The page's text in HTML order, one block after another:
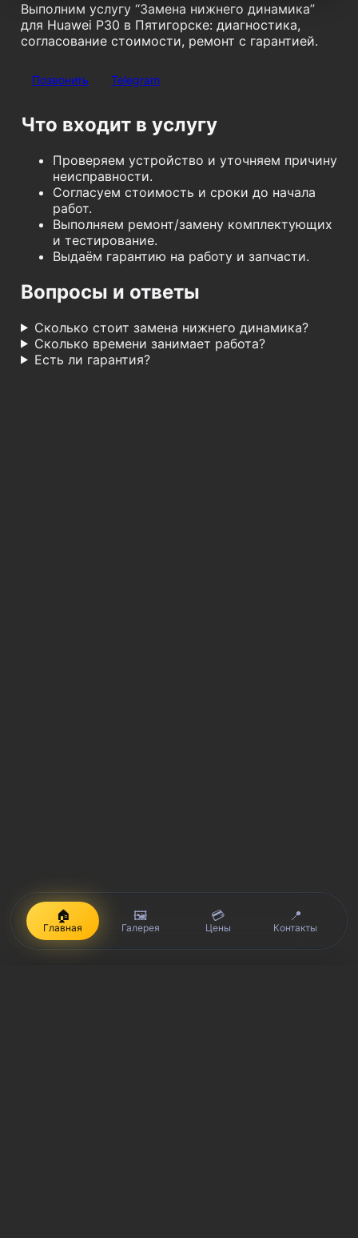
Выполним услугу “Замена нижнего динамика”
для Huawei P30 в Пятигорске: диагностика,
согласование стоимости, ремонт с гарантией.
Позвонить Telegram
Что входит в услугу
Проверяем устройство и уточняем причину
неисправности.
Согласуем стоимость и сроки до начала
работ.
Выполняем ремонт/замену комплектующих
и тестирование.
Выдаём гарантию на работу и запчасти.
Вопросы и ответы
Сколько стоит замена нижнего динамика?
Сколько времени занимает работа?
Есть ли гарантия?
🏠
Главная
🖼️
Галерея
💳
Цены
📍
Контакты